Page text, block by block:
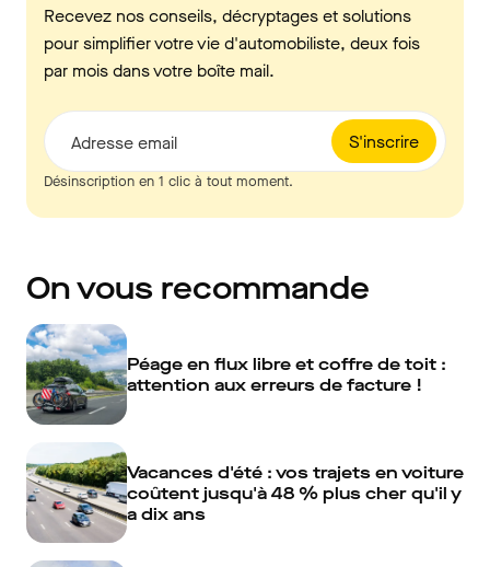
Recevez nos conseils, décryptages et solutions
pour simplifier votre vie d'automobiliste, deux fois
par mois dans votre boîte mail.
S'inscrire
Adresse email
Désinscription en 1 clic à tout moment.
On vous recommande
Péage en flux libre et coffre de toit :
attention aux erreurs de facture !
Vacances d'été : vos trajets en voiture
coûtent jusqu'à 48 % plus cher qu'il y
a dix ans